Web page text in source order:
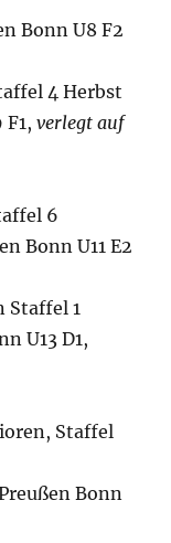
Bonn U8 F2
4 Herbst
F1,verlegt auf
6
Bonn U11 E2
Staffel 1
U13 D1,
Staffel
Bonn